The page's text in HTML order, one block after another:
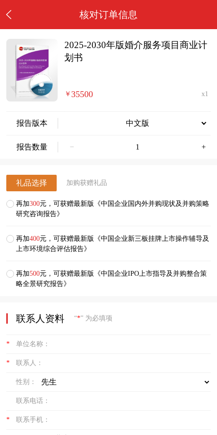
核对订单信息
2025-2030年版婚介服务项目商业计
划书
￥ 35500 x1
报告版本 中文版
报告数量 − +
礼品选择 加购获赠礼品
再加300元，可获赠最新版《中国企业国内外并购现状及并购策略
研究咨询报告》
再加400元，可获赠最新版《中国企业新三板挂牌上市操作辅导及
上市环境综合评估报告》
再加500元，可获赠最新版《中国企业IPO上市指导及并购整合策
略全景研究报告》
联系人资料 “*” 为必填项
* 单位名称：
* 联系人：
性别：
联系电话：
* 联系手机：